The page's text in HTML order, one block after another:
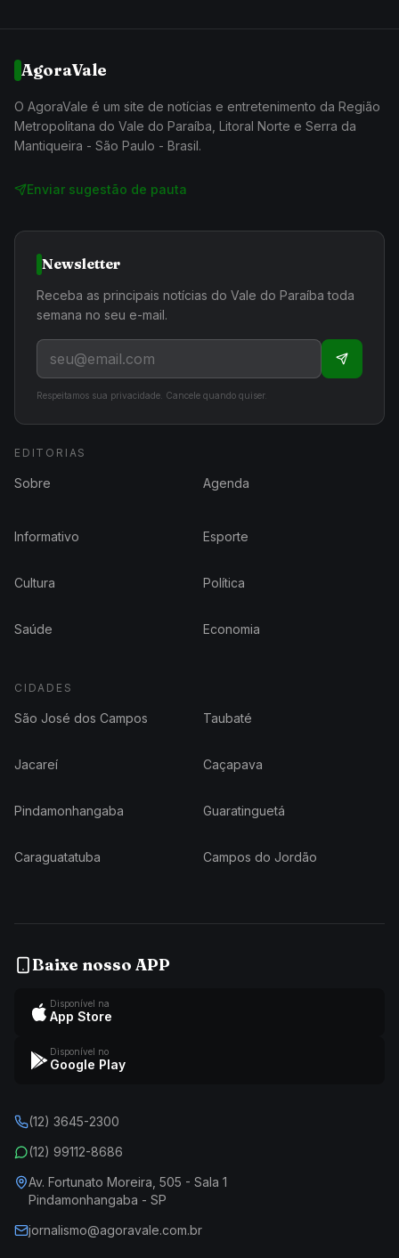
AgoraVale
O AgoraVale é um site de notícias e entretenimento da Região
Metropolitana do Vale do Paraíba, Litoral Norte e Serra da
Mantiqueira - São Paulo - Brasil.
Enviar sugestão de pauta
Newsletter
Receba as principais notícias do Vale do Paraíba toda
semana no seu e-mail.
Respeitamos sua privacidade. Cancele quando quiser.
EDITORIAS
Sobre Agenda
Informativo Esporte
Cultura Política
Saúde Economia
CIDADES
São José dos Campos Taubaté
Jacareí Caçapava
Pindamonhangaba Guaratinguetá
Caraguatatuba Campos do Jordão
Baixe nosso APP
Disponível na
App Store
Disponível no
Google Play
(12) 3645-2300
(12) 99112-8686
Av. Fortunato Moreira, 505 - Sala 1
Pindamonhangaba - SP
jornalismo@agoravale.com.br